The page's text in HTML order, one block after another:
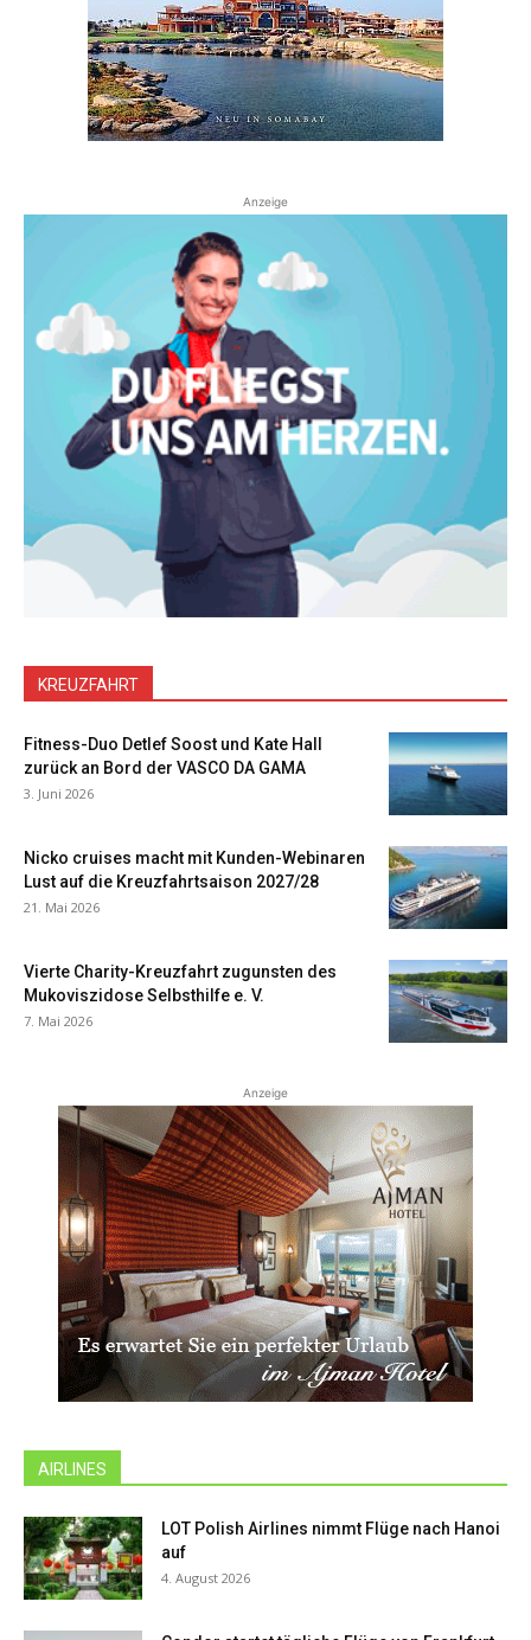
Anzeige
KREUZFAHRT
Fitness-Duo Detlef Soost und Kate Hall
zurück an Bord der VASCO DA GAMA
3. Juni 2026
Nicko cruises macht mit Kunden-Webinaren
Lust auf die Kreuzfahrtsaison 2027/28
21. Mai 2026
Vierte Charity-Kreuzfahrt zugunsten des
Mukoviszidose Selbsthilfe e. V.
7. Mai 2026
Anzeige
AIRLINES
LOT Polish Airlines nimmt Flüge nach Hanoi
auf
4. August 2026